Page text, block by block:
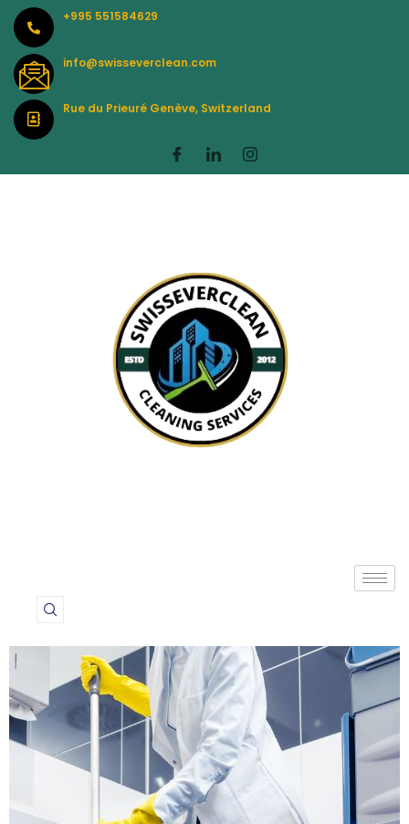
Skip
content
+995 551584629
info@swisseverclean.com
Rue du Prieuré Genève, Switzerland